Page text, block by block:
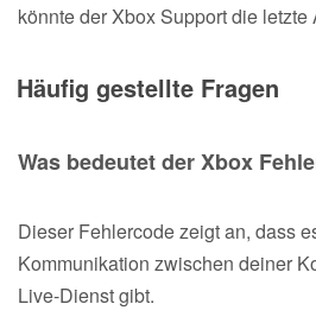
könnte der Xbox Support die
Häufig gestellte Fragen
Was bedeutet der Xbox
Dieser Fehlercode zeigt an, dass
Kommunikation zwischen deiner
Live-Dienst gibt.